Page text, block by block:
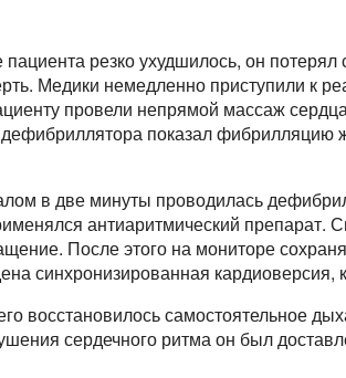
резко ухудшилось, он
Медики немедленно приступили к
провели непрямой массаж
показал фибрилляцию
в две минуты проводилась
антиаритмический препарат.
После этого на мониторе
синхронизированная кардиоверсия,
восстановилось самостоятельное
сердечного ритма он был